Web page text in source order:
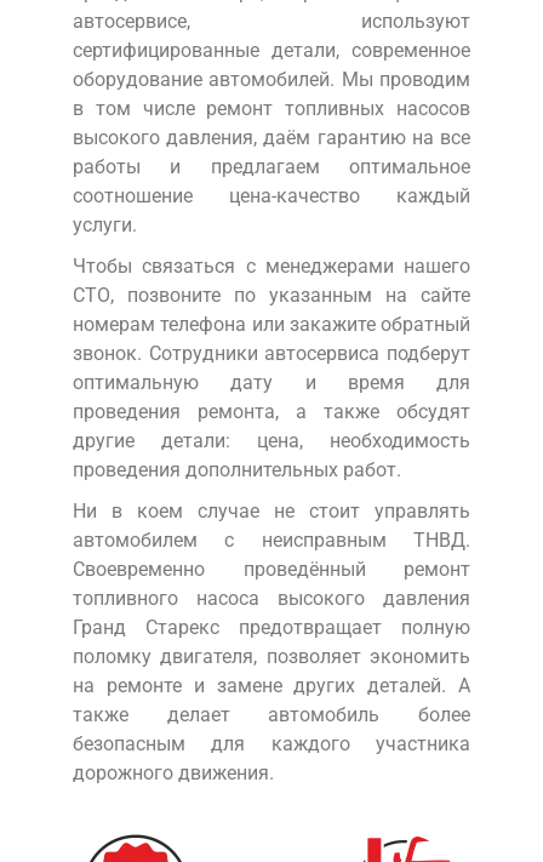
автосервисе, используют
сертифицированные детали, современное
оборудование автомобилей. Мы проводим
в том числе ремонт топливных насосов
высокого давления, даём гарантию на все
работы и предлагаем оптимальное
соотношение цена-качество каждый
услуги.
Чтобы связаться с менеджерами нашего
СТО, позвоните по указанным на сайте
номерам телефона или закажите обратный
звонок. Сотрудники автосервиса подберут
оптимальную дату и время для
проведения ремонта, а также обсудят
другие детали: цена, необходимость
проведения дополнительных работ.
Ни в коем случае не стоит управлять
автомобилем с неисправным ТНВД.
Своевременно проведённый ремонт
топливного насоса высокого давления
Гранд Старекс предотвращает полную
поломку двигателя, позволяет экономить
на ремонте и замене других деталей. А
также делает автомобиль более
безопасным для каждого участника
дорожного движения.